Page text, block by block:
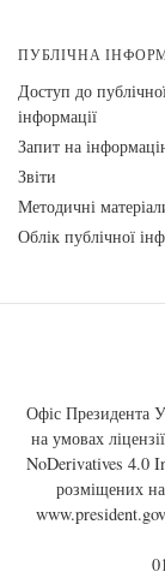
ПУБЛІЧНА
Доступ до
інформації
Запит на
Звіти
Методичні
Облік публічної
Офіс Президента
на умовах ліцензії
NoDerivatives 4.0
розміщених